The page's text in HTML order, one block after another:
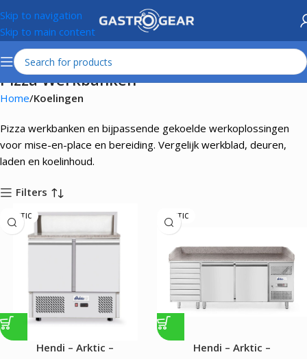
Skip to navigation
Skip to main content
Pizza Werkbanken
Home Koelingen
Pizza werkbanken en bijpassende gekoelde werkoplossingen
voor mise-en-place en bereiding. Vergelijk werkblad, deuren,
laden en koelinhoud.
Filters
ARKTIC
Hendi – Arktic –
ARKTIC
Hendi – Arktic –